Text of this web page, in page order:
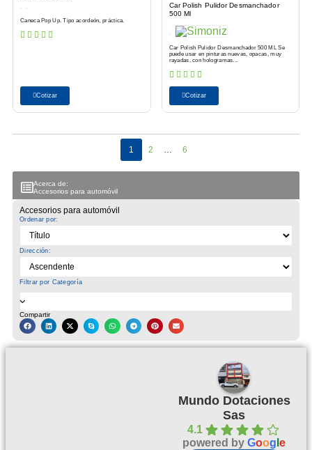
Accesorios para automóvil
Ordenar por:
Dirección:
Filtrar por Categoría
Compartir
Acerca de:
Accesorios para automóvil
Caneca Pop Up. Tipo acordeón, práctica.
Cotizar
Car Polish Pulidor Desmanchador
500 Ml
Car Polish Pulidor Desmanchador 500 ML Se
puede usar en pinturas nuevas, opacas, muy
rayadas, con hologramas...
Cotizar
1 2 6
Mundo Dotaciones
Sas
4.1
powered by Goog e